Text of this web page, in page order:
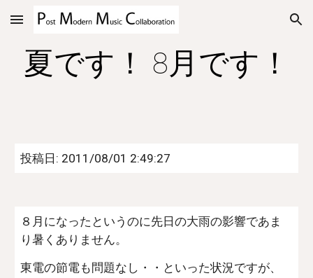
Skip to main content Skip to navigation
夏です！ 8月です！
投稿日: 2011/08/01 2:49:27
８月になったというのに先日の大雨の影響であま
り暑くありません。
東電の節電も問題なし・・といった状況ですが、